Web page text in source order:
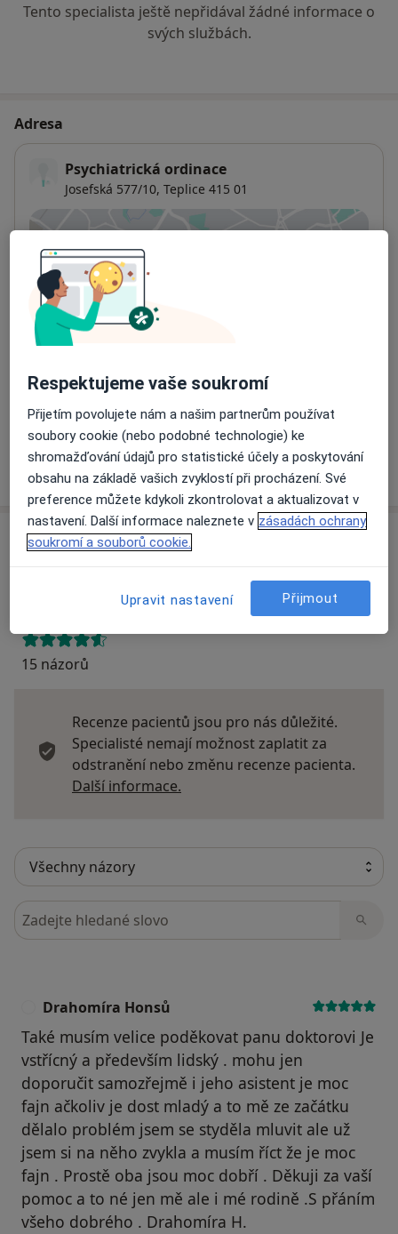
Tento specialista ještě nepřidával žádné informace o
svých službách.
Adresa
Psychiatrická ordinace
Josefská 577/10, Teplice 415 01
Dostupnost
Na této adrese online kalendář není aktivní
Co mám v takové situaci udělat?
Způsoby platby (soukromé návštěvy)
Na teto adrese lékař přijímá pacienty na pojišťovnu
Detaily
Více
o adrese
Názory
Přidejte svůj názor
15 názorů
Recenze pacientů jsou pro nás důležité.
Specialisté nemají možnost zaplatit za
odstranění nebo změnu recenze pacienta.
Další informace.
Hledejte v názorech
Drahomíra Honsů
Také musím velice poděkovat panu doktorovi Je
vstřícný a především lidský . mohu jen
doporučit samozřejmě i jeho asistent je moc
fajn ačkoliv je dost mladý a to mě ze začátku
dělalo problém jsem se styděla mluvit ale už
jsem si na něho zvykla a musím říct že je moc
fajn . Prostě oba jsou moc dobří . Děkuji za vaší
pomoc a to né jen mě ale i mé rodině .S přáním
všeho dobrého . Drahomíra H.
Respektujeme vaše soukromí
Přijetím povolujete nám a našim partnerům používat
soubory cookie (nebo podobné technologie) ke
shromažďování údajů pro statistické účely a poskytování
obsahu na základě vašich zvyklostí při procházení. Své
preference můžete kdykoli zkontrolovat a aktualizovat v
nastavení. Další informace naleznete v zásadách ochrany
soukromí a souborů cookie.
Upravit nastavení Přijmout